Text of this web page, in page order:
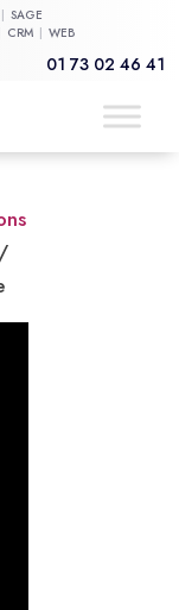
SAGE
CRM WEB
01 73 02 46 41
/